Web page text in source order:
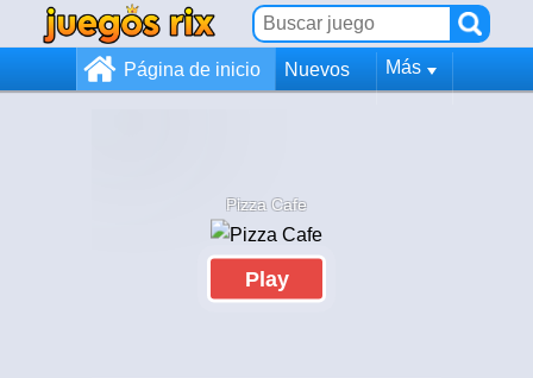
Página de inicio Nuevos Más
Pizza Cafe
Play